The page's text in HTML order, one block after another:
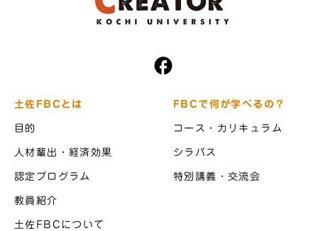
土佐FBCとは
目的
人材輩出・経済効果
認定プログラム
教員紹介
土佐FBCについて
FBCで何が学べるの？
コース・カリキュラム
シラバス
特別講義・交流会